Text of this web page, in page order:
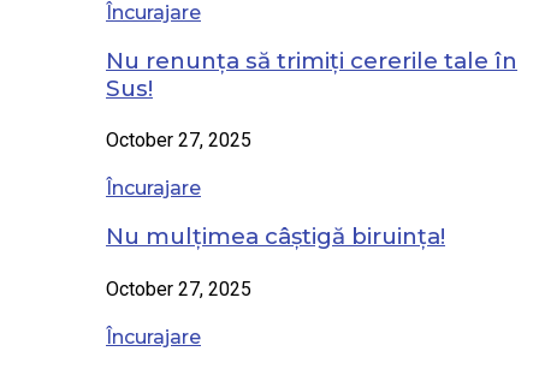
Încurajare
Nu renunța să trimiți cererile tale în
Sus!
October 27, 2025
Încurajare
Nu mulțimea câștigă biruința!
October 27, 2025
Încurajare